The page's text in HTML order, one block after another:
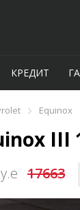
КРЕДИТ
› Equinox
III
17663